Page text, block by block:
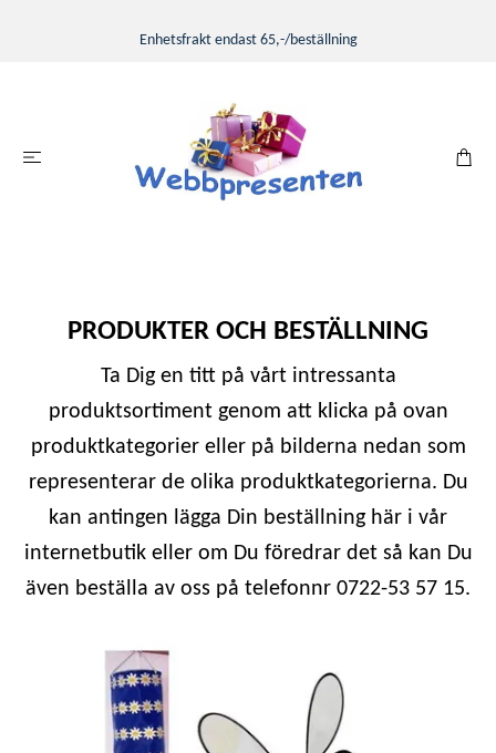
Enhetsfrakt endast 65,-/beställning
PRODUKTER OCH BESTÄLLNING
Ta Dig en titt på vårt intressanta
produktsortiment genom att klicka på ovan
produktkategorier eller på bilderna nedan som
representerar de olika produktkategorierna. Du
kan antingen lägga Din beställning här i vår
internetbutik eller om Du föredrar det så kan Du
även beställa av oss på telefonnr 0722-53 57 15.